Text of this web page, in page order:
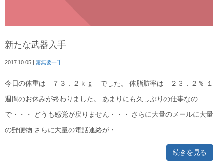
新たな武器入手
2017.10.05 | 露無要一千
今日の体重は ７３．２ｋｇ でした。 体脂肪率は ２３．２％ １
週間のお休みが終わりました。 あまりにも久しぶりの仕事なの
で・・・ どうも感覚が戻りません・・・ さらに大量のメールに大量
の郵便物 さらに大量の電話連絡が・ ...
続きを見る